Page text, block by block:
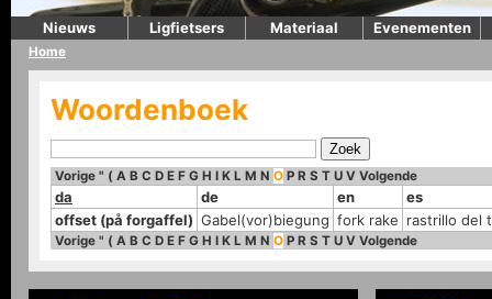
Nieuws Ligfietsers Materiaal Evenementen
Home
Woordenboek
Vorige " ( A B C D E F G H I K L M N O P R S T U V Volgende
da de en
es
offset (på forgaffel) Gabel(vor)biegung fork rake rastrillo del
Vorige " ( A B C D E F G H I K L M N O P R S T U V Volgende